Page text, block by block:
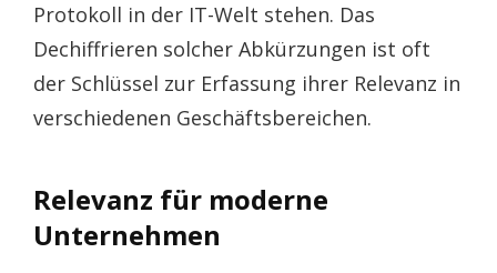
Protokoll in der IT-Welt stehen. Das
Dechiffrieren solcher Abkürzungen ist oft
der Schlüssel zur Erfassung ihrer Relevanz in
verschiedenen Geschäftsbereichen.
Relevanz für moderne
Unternehmen